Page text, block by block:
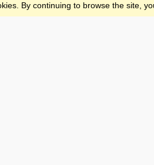
By continuing to browse the site,